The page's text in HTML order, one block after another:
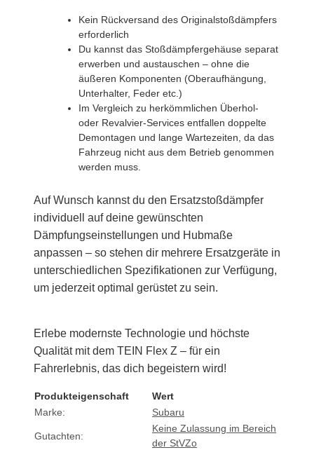
Kein Rückversand des Originalstoßdämpfers
erforderlich
Du kannst das Stoßdämpfergehäuse separat
erwerben und austauschen – ohne die
äußeren Komponenten (Oberaufhängung,
Unterhalter, Feder etc.)
Im Vergleich zu herkömmlichen Überhol-
oder Revalvier-Services entfallen doppelte
Demontagen und lange Wartezeiten, da das
Fahrzeug nicht aus dem Betrieb genommen
werden muss.
Auf Wunsch kannst du den Ersatzstoßdämpfer
individuell auf deine gewünschten
Dämpfungseinstellungen und Hubmaße
anpassen – so stehen dir mehrere Ersatzgeräte in
unterschiedlichen Spezifikationen zur Verfügung,
um jederzeit optimal gerüstet zu sein.
Erlebe modernste Technologie und höchste
Qualität mit dem TEIN Flex Z – für ein
Fahrerlebnis, das dich begeistern wird!
Produkteigenschaft
Wert
Marke:
Subaru
Gutachten:
Keine Zulassung im Bereich
der StVZo